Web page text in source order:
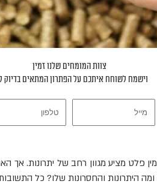
צוות המומחים שלנו זמין
וישמח לשוחח איתכם על הפתרון המתאים בדיוק
פלט מציע מגוון רחב של יתרונות. אך
היתרונות והחסרונות שלו? כל